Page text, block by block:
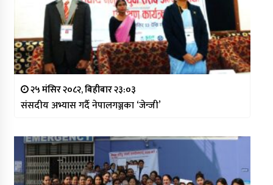
२५ मंसिर २०८२, बिहीबार २३:०३
संसदीय अभ्यास गर्दै नेपालगञ्जका ‘जेन्जी’